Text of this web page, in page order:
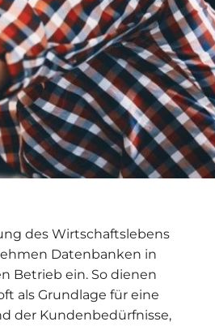
des Wirtschaftslebens
Datenbanken in
Betrieb ein. So dienen
als Grundlage für eine
der Kundenbedürfnisse,